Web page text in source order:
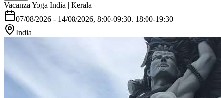
Vacanza Yoga India | Kerala
07/08/2026 - 14/08/2026, 8:00-09:30. 18:00-19:30
India